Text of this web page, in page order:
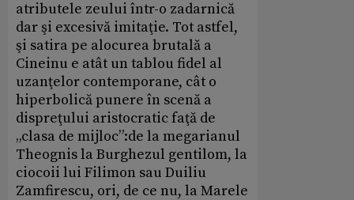
atributele zeului într-o zadarnică
dar şi excesivă imitaţie. Tot astfel,
şi satira pe alocurea brutală a
Cineinu e atât un tablou fidel al
uzanţelor contemporane, cât o
hiperbolică punere în scenă a
dispreţului aristocratic faţă de
„clasa de mijloc”:de la megarianul
Theognis la Burghezul gentilom, la
ciocoii lui Filimon sau Duiliu
Zamfirescu, ori, de ce nu, la Marele